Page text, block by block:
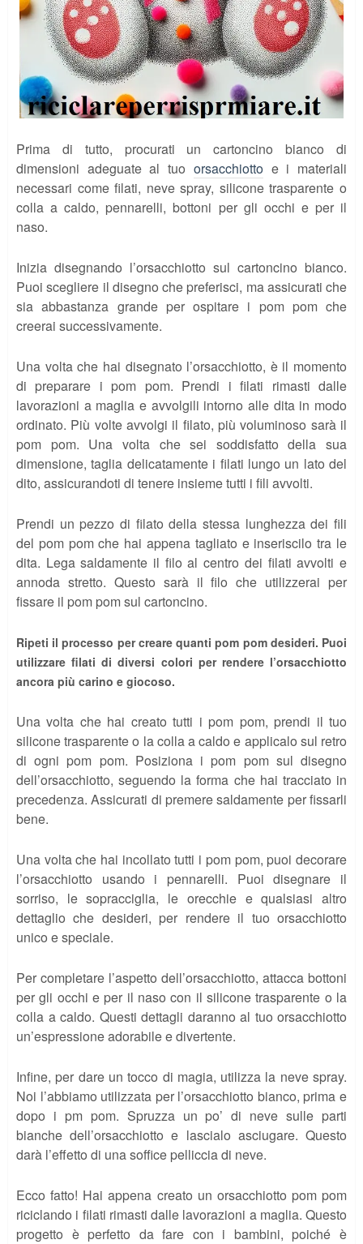
Prima di tutto, procurati un cartoncino bianco di
dimensioni adeguate al tuo orsacchiottoe i materiali
necessari come filati, neve spray, silicone trasparente o
colla a caldo, pennarelli, bottoni per gli occhi e per il
naso.
Inizia disegnando l’orsacchiotto sul cartoncino bianco.
Puoi scegliere il disegno che preferisci, ma assicurati che
sia abbastanza grande per ospitare i pom pom che
creerai successivamente.
Una volta che hai disegnato l’orsacchiotto, è il momento
di preparare i pom pom. Prendi i filati rimasti dalle
lavorazioni a maglia e avvolgili intorno alle dita in modo
ordinato. Più volte avvolgi il filato, più voluminoso sarà il
pom pom. Una volta che sei soddisfatto della sua
dimensione, taglia delicatamente i filati lungo un lato del
dito, assicurandoti di tenere insieme tutti i fili avvolti.
Prendi un pezzo di filato della stessa lunghezza dei fili
del pom pom che hai appena tagliato e inseriscilo tra le
dita. Lega saldamente il filo al centro dei filati avvolti e
annoda stretto. Questo sarà il filo che utilizzerai per
fissare il pom pom sul cartoncino.
Ripeti il processo per creare quanti pom pom desideri. Puoi
utilizzare filati di diversi colori per rendere l’orsacchiotto
ancora più carino e giocoso.
Una volta che hai creato tutti i pom pom, prendi il tuo
silicone trasparente o la colla a caldo e applicalo sul retro
di ogni pom pom. Posiziona i pom pom sul disegno
dell’orsacchiotto, seguendo la forma che hai tracciato in
precedenza. Assicurati di premere saldamente per fissarli
bene.
Una volta che hai incollato tutti i pom pom, puoi decorare
l’orsacchiotto usando i pennarelli. Puoi disegnare il
sorriso, le sopracciglia, le orecchie e qualsiasi altro
dettaglio che desideri, per rendere il tuo orsacchiotto
unico e speciale.
Per completare l’aspetto dell’orsacchiotto, attacca bottoni
per gli occhi e per il naso con il silicone trasparente o la
colla a caldo. Questi dettagli daranno al tuo orsacchiotto
un’espressione adorabile e divertente.
Infine, per dare un tocco di magia, utilizza la neve spray.
Noi l’abbiamo utilizzata per l’orsacchiotto bianco, prima e
dopo i pm pom. Spruzza un po’ di neve sulle parti
bianche dell’orsacchiotto e lascialo asciugare. Questo
darà l’effetto di una soffice pelliccia di neve.
Ecco fatto! Hai appena creato un orsacchiotto pom pom
riciclando i filati rimasti dalle lavorazioni a maglia. Questo
progetto è perfetto da fare con i bambini, poiché è